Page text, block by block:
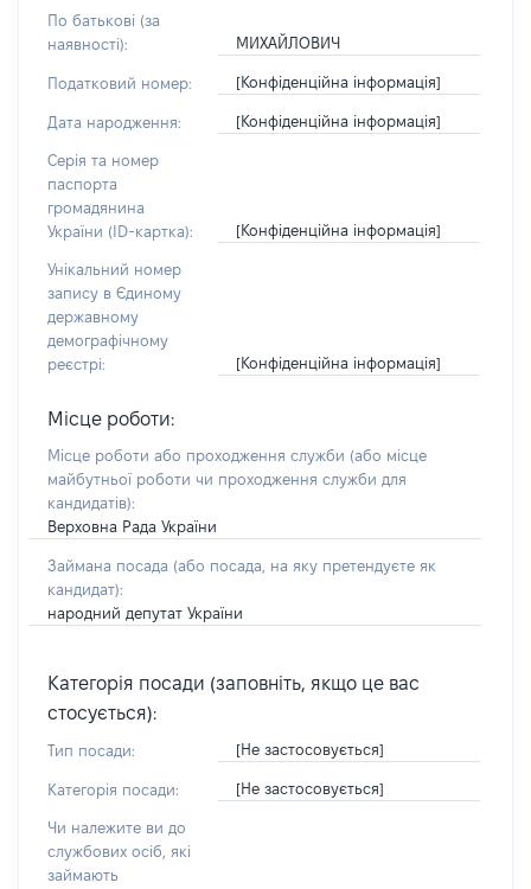
По батькові (за
наявності):
МИХАЙЛОВИЧ
Податковий номер: [Конфіденційна інформація]
Дата народження: [Конфіденційна інформація]
Серія та номер
паспорта
громадянина
України (ID-картка):
[Конфіденційна інформація]
Унікальний номер
запису в Єдиному
державному
демографічному
реєстрі:
[Конфіденційна інформація]
Місце роботи:
Місце роботи або проходження служби (або місце
майбутньої роботи чи проходження служби для
кандидатів):
Верховна Рада України
Займана посада (або посада, на яку претендуєте як
кандидат):
народний депутат України
Категорія посади (заповніть, якщо це вас
стосується):
Тип посади: [Не застосовується]
Категорія посади: [Не застосовується]
Чи належите ви до
службових осіб, які
займають